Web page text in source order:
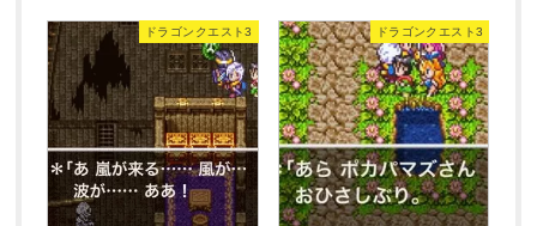
ドラゴンクエスト3 ドラゴンクエスト3